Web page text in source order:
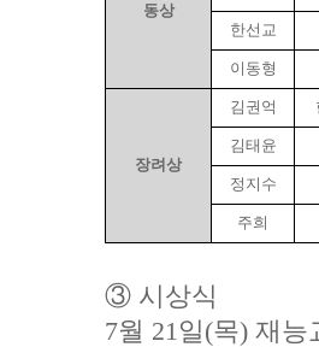
동상
한선교
이동형
장려상
김권억
김태윤
정지수
주희
③ 시상식
7월 21일(목) 재